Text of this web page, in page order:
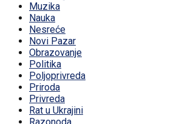
Muzika
Nauka
Nesreće
Novi Pazar
Obrazovanje
Politika
Poljoprivreda
Priroda
Privreda
Rat u Ukrajini